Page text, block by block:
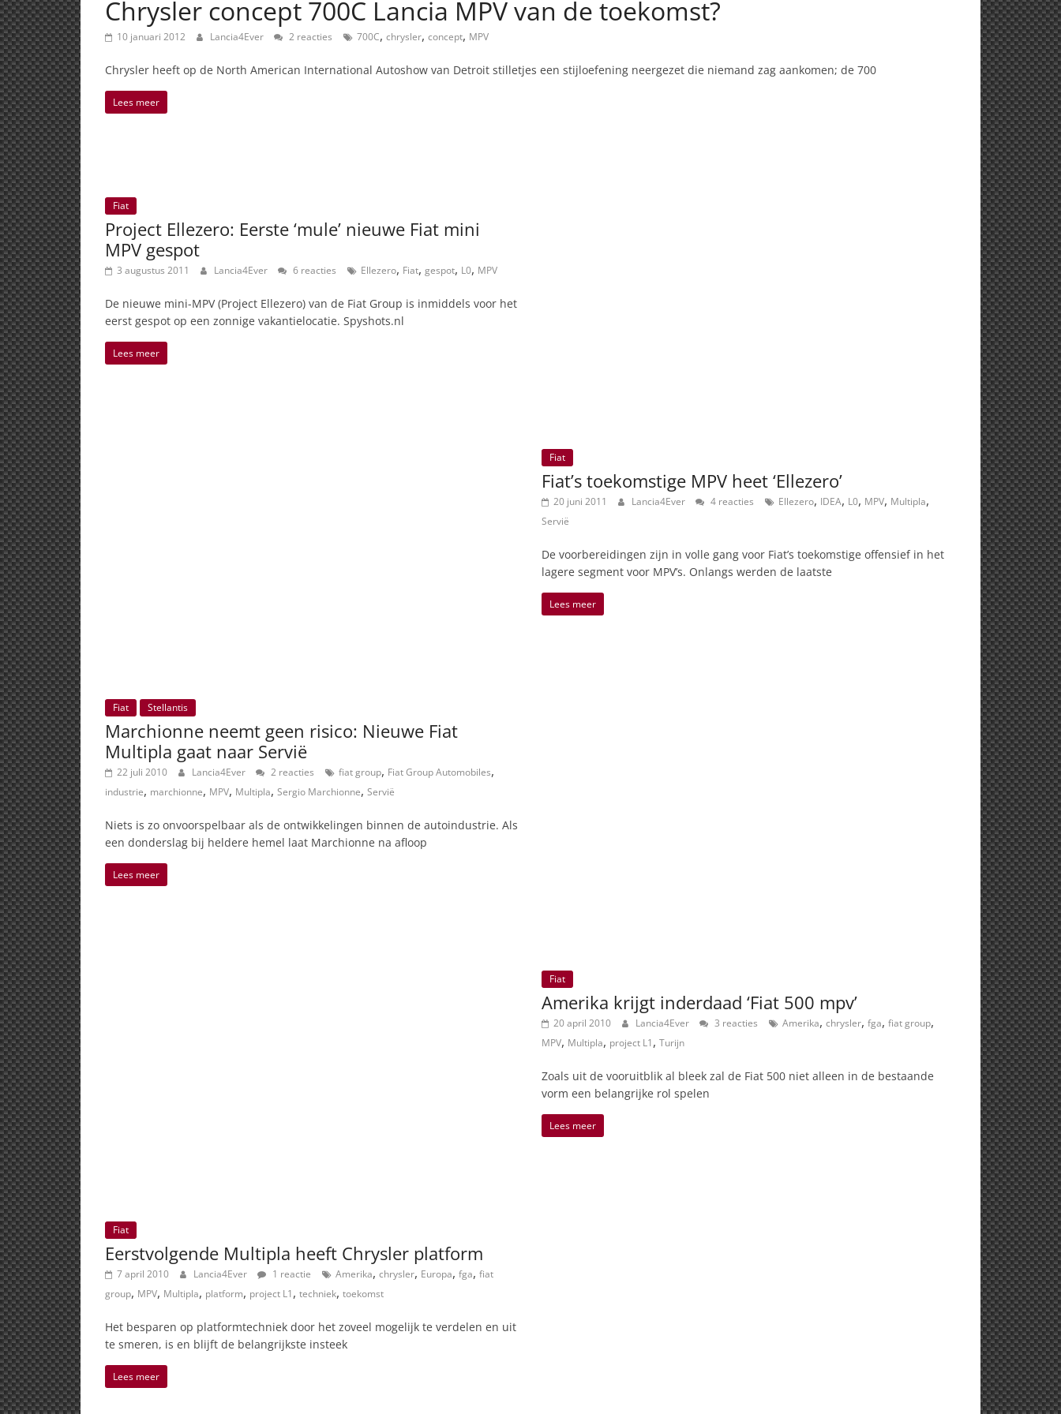
Chrysler concept 700C Lancia MPV van de toekomst?
10 januari 2012 Lancia4Ever 2 reacties 700C, chrysler, concept, MPV
Chrysler heeft op de North American International Autoshow van Detroit stilletjes een stijloefening neergezet die niemand zag aankomen; de 700
Lees meer
Fiat
Project Ellezero: Eerste ‘mule’ nieuwe Fiat mini
MPV gespot
3 augustus 2011 Lancia4Ever 6 reacties Ellezero, Fiat, gespot, L0, MPV
De nieuwe mini-MPV (Project Ellezero) van de Fiat Group is inmiddels voor het
eerst gespot op een zonnige vakantielocatie. Spyshots.nl
Lees meer
Fiat
Fiat’s toekomstige MPV heet ‘Ellezero’
20 juni 2011 Lancia4Ever 4 reacties Ellezero, IDEA, L0, MPV, Multipla,
Servië
De voorbereidingen zijn in volle gang voor Fiat’s toekomstige offensief in het
lagere segment voor MPV’s. Onlangs werden de laatste
Lees meer
Fiat Stellantis
Marchionne neemt geen risico: Nieuwe Fiat
Multipla gaat naar Servië
22 juli 2010 Lancia4Ever 2 reacties fiat group, Fiat Group Automobiles,
industrie, marchionne, MPV, Multipla, Sergio Marchionne, Servië
Niets is zo onvoorspelbaar als de ontwikkelingen binnen de autoindustrie. Als
een donderslag bij heldere hemel laat Marchionne na afloop
Lees meer
Fiat
Amerika krijgt inderdaad ‘Fiat 500 mpv’
20 april 2010 Lancia4Ever 3 reacties Amerika, chrysler, fga, fiat group,
MPV, Multipla, project L1, Turijn
Zoals uit de vooruitblik al bleek zal de Fiat 500 niet alleen in de bestaande
vorm een belangrijke rol spelen
Lees meer
Fiat
Eerstvolgende Multipla heeft Chrysler platform
7 april 2010 Lancia4Ever 1 reactie Amerika, chrysler, Europa, fga, fiat
group, MPV, Multipla, platform, project L1, techniek, toekomst
Het besparen op platformtechniek door het zoveel mogelijk te verdelen en uit
te smeren, is en blijft de belangrijkste insteek
Lees meer